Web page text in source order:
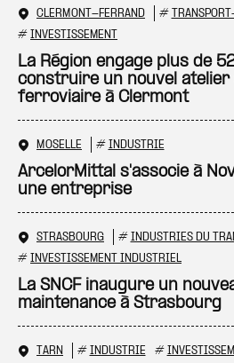
CLERMONT-FERRAND #
# INVESTISSEMENT
La Région engage plus de
construire un nouvel atelier
ferroviaire à Clermont
MOSELLE # INDUSTRIE
ArcelorMittal s'associe à
une entreprise
STRASBOURG # INDUSTRIES DU
# INVESTISSEMENT INDUSTRIEL
La SNCF inaugure un
maintenance à Strasbourg
TARN # INDUSTRIE #